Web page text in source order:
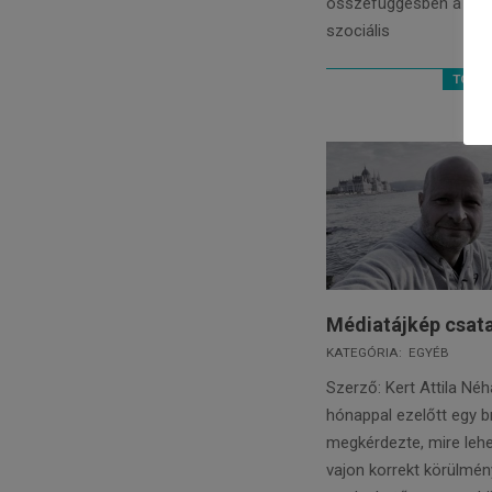
szociális
Médiatájkép
2022-
01-
24
KATEGÓRIA: EGYÉB
Szerző: Kert Attila
hónappal ezelőtt egy
megkérdezte, mire
vajon korrekt